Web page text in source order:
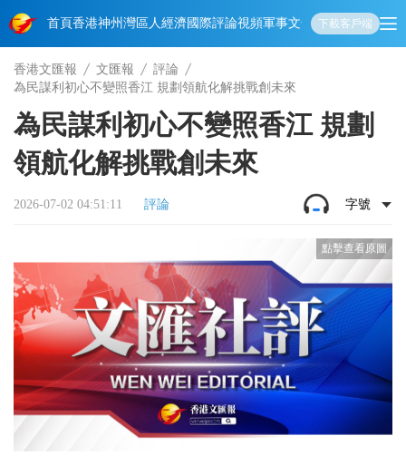
首頁香港神州 灣區人經濟國際評論視頻軍事文化 娛樂生活教育體
下載客戶端
香港文匯報 文匯報
評論
為民謀利初心不變照香江 規劃領航化解挑戰創未來
為民謀利初心不變照香江 規劃
領航化解挑戰創未來
2026-07-02 04:51:11 評論 字號